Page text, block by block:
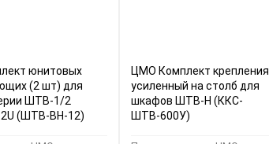
юнитовых
(2 шт) для
ШТВ-1/2
(ШТВ-ВН-12)
ЦМО Комплект крепления
усиленный на столб для
шкафов ШТВ-Н (ККС-
ШТВ-600У)